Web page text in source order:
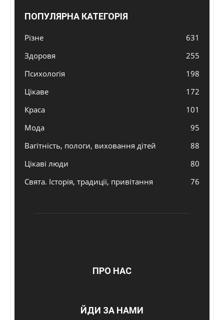
ПОПУЛЯРНА КАТЕГОРІЯ
Різне
631
Здоровя
255
Психологія
198
Цікаве
172
Краса
101
Мода
95
Вагітність, пологи, виховання дітей
88
Цікаві люди
80
Свята. Історія, традиції, привітання
76
ПРО НАС
ЙДИ ЗА НАМИ